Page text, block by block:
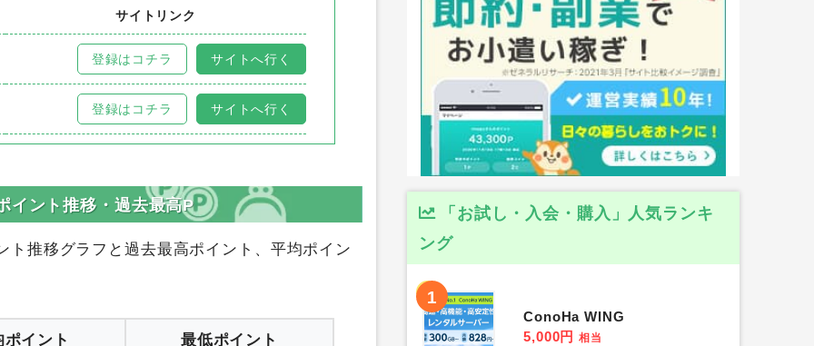
のポイントサイト別比較
サイトリンク
登録はコチラ サイトへ行く
登録はコチラ サイトへ行く
ト推移グラフと過去最高ポイント、平均ポイン
「お試し・入会・購入」人気ランキ
ング
1
ConoHa WING
5,000円 相当